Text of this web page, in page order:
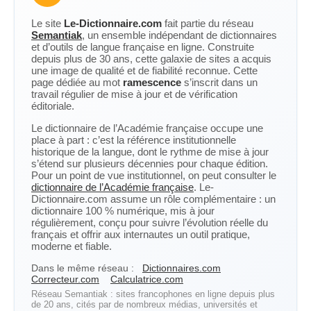
Le site Le-Dictionnaire.com fait partie du réseau
Semantiak, un ensemble indépendant de dictionnaires
et d’outils de langue française en ligne. Construite
depuis plus de 30 ans, cette galaxie de sites a acquis
une image de qualité et de fiabilité reconnue. Cette
page dédiée au mot ramescence s’inscrit dans un
travail régulier de mise à jour et de vérification
éditoriale.
Le dictionnaire de l’Académie française occupe une
place à part : c’est la référence institutionnelle
historique de la langue, dont le rythme de mise à jour
s’étend sur plusieurs décennies pour chaque édition.
Pour un point de vue institutionnel, on peut consulter le
dictionnaire de l’Académie française. Le-
Dictionnaire.com assume un rôle complémentaire : un
dictionnaire 100 % numérique, mis à jour
régulièrement, conçu pour suivre l’évolution réelle du
français et offrir aux internautes un outil pratique,
moderne et fiable.
Dans le même réseau :
Dictionnaires.com
Correcteur.com
Calculatrice.com
Réseau Semantiak : sites francophones en ligne depuis plus
de 20 ans, cités par de nombreux médias, universités et